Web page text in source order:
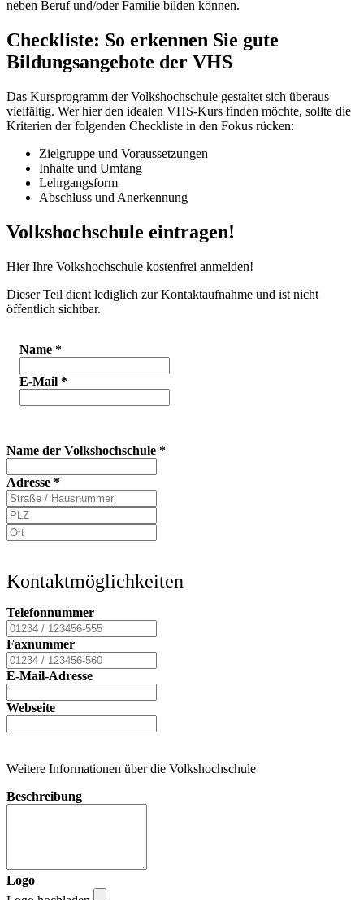
neben Beruf und/oder Familie bilden können.
Checkliste: So erkennen Sie gute
Bildungsangebote der VHS
Das Kursprogramm der Volkshochschule gestaltet sich überaus
vielfältig. Wer hier den idealen VHS-Kurs finden möchte, sollte die
Kriterien der folgenden Checkliste in den Fokus rücken:
Zielgruppe und Voraussetzungen
Inhalte und Umfang
Lehrgangsform
Abschluss und Anerkennung
Volkshochschule eintragen!
Hier Ihre Volkshochschule kostenfrei anmelden!
Dieser Teil dient lediglich zur Kontaktaufnahme und ist nicht
öffentlich sichtbar.
Name *
E-Mail *
Name der Volkshochschule *
Adresse *
Kontaktmöglichkeiten
Telefonnummer
Faxnummer
E-Mail-Adresse
Webseite
Weitere Informationen über die Volkshochschule
Beschreibung
Logo